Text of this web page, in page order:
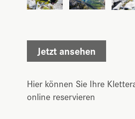
Jetzt ansehen
Hier können Sie Ihre
online reservieren